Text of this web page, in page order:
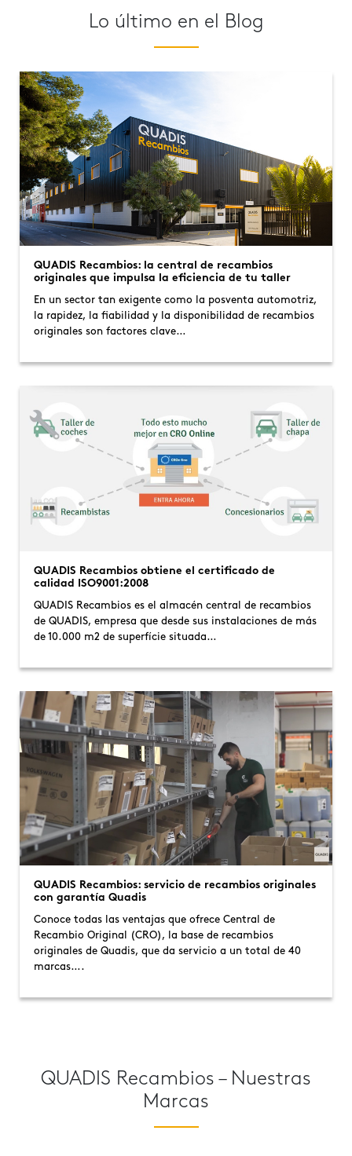
Lo último en el Blog
QUADIS Recambios: la central de recambios
originales que impulsa la eficiencia de tu taller
En un sector tan exigente como la posventa automotriz,
la rapidez, la fiabilidad y la disponibilidad de recambios
originales son factores clave…
QUADIS Recambios obtiene el certificado de
calidad ISO9001:2008
QUADIS Recambios es el almacén central de recambios
de QUADIS, empresa que desde sus instalaciones de más
de 10.000 m2 de superfície situada…
QUADIS Recambios: servicio de recambios originales
con garantía Quadis
Conoce todas las ventajas que ofrece Central de
Recambio Original (CRO), la base de recambios
originales de Quadis, que da servicio a un total de 40
marcas….
QUADIS Recambios – Nuestras
Marcas